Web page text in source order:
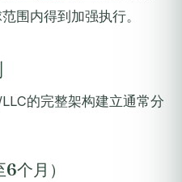
围内得到加强执行。
的完整架构建立通常分
个月）